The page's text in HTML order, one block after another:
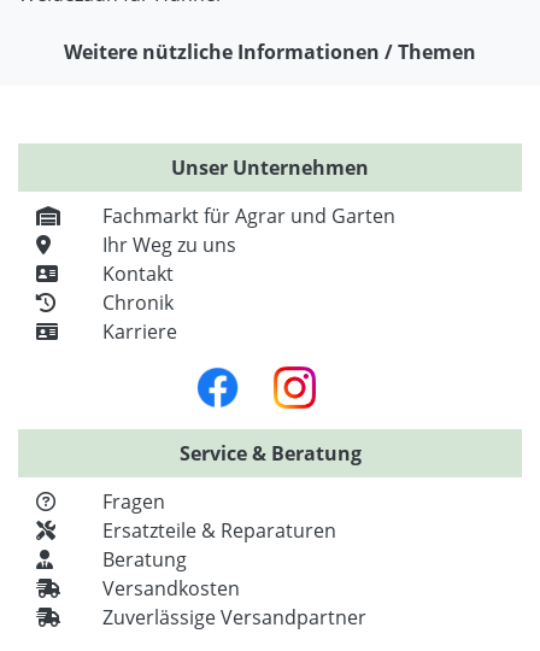
Weitere nützliche Informationen / Themen
Unser Unternehmen
Fachmarkt für Agrar und Garten
Ihr Weg zu uns
Kontakt
Chronik
Karriere
Service & Beratung
Fragen
Ersatzteile & Reparaturen
Beratung
Versandkosten
Zuverlässige Versandpartner